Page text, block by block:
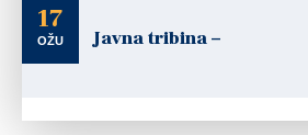
17
OŽU Javna tribina –